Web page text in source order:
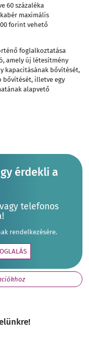
60 százaléka
maximális
forint vehető
foglalkoztatása
amely új létesítmény
kapacitásának bővítését,
bővítését, illetve egy
alapvető
érdekli a
telefonos
rendelkezésére.